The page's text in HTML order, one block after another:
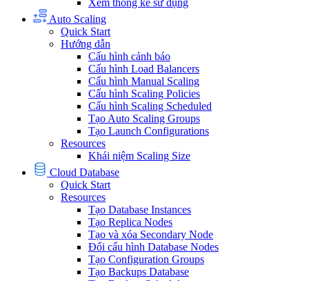
Xem thống kê sử dụng
Auto Scaling
Quick Start
Hướng dẫn
Cấu hình cảnh báo
Cấu hình Load Balancers
Cấu hình Manual Scaling
Cấu hình Scaling Policies
Cấu hình Scaling Scheduled
Tạo Auto Scaling Groups
Tạo Launch Configurations
Resources
Khái niệm Scaling Size
Cloud Database
Quick Start
Resources
Tạo Database Instances
Tạo Replica Nodes
Tạo và xóa Secondary Node
Đổi cấu hình Database Nodes
Tạo Configuration Groups
Tạo Backups Database